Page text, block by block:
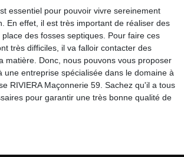
essentiel pour pouvoir vivre sereinement
En effet, il est très important de réaliser des
des fosses septiques. Pour faire ces
très difficiles, il va falloir contacter des
matière. Donc, nous pouvons vous proposer
une entreprise spécialisée dans le domaine à
RIVIERA Maçonnerie 59. Sachez qu'il a tous
pour garantir une très bonne qualité de